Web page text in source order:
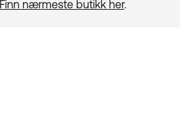
Finn nærmeste butikk her.